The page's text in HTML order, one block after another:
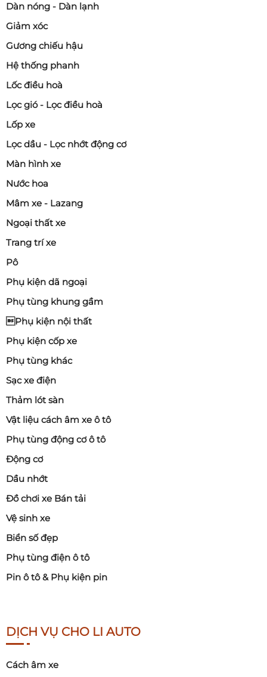
Dàn nóng - Dàn lạnh
Giảm xóc
Gương chiếu hậu
Hệ thống phanh
Lốc điều hoà
Lọc gió - Lọc điều hoà
Lốp xe
Lọc dầu - Lọc nhớt động cơ
Màn hình xe
Nước hoa
Mâm xe - Lazang
Ngoại thất xe
Trang trí xe
Pô
Phụ kiện dã ngoại
Phụ tùng khung gầm
Phụ kiện nội thất
Phụ kiện cốp xe
Phụ tùng khác
Sạc xe điện
Thảm lót sàn
Vật liệu cách âm xe ô tô
Phụ tùng động cơ ô tô
Động cơ
Dầu nhớt
Đồ chơi xe Bán tải
Vệ sinh xe
Biển số đẹp
Phụ tùng điện ô tô
Pin ô tô & Phụ kiện pin
DỊCH VỤ CHO LI AUTO
Cách âm xe